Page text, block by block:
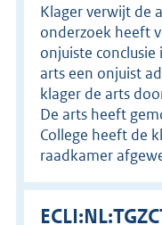
Klager verwijt de
onderzoek heeft
onjuiste
arts een onjuist
klager de arts
De arts heeft
College heeft de
raadkamer